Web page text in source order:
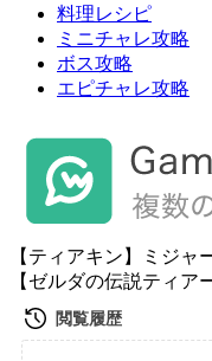
料理レシピ
ミニチャレ攻略
ボス攻略
エピチャレ攻略
【ティアキン】ミジャ
【ゼルダの伝説ティア